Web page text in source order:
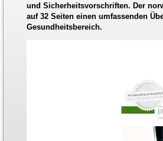
und Sicherheitsvorschriften. Der
auf 32 Seiten einen umfassenden
Gesundheitsbereich.